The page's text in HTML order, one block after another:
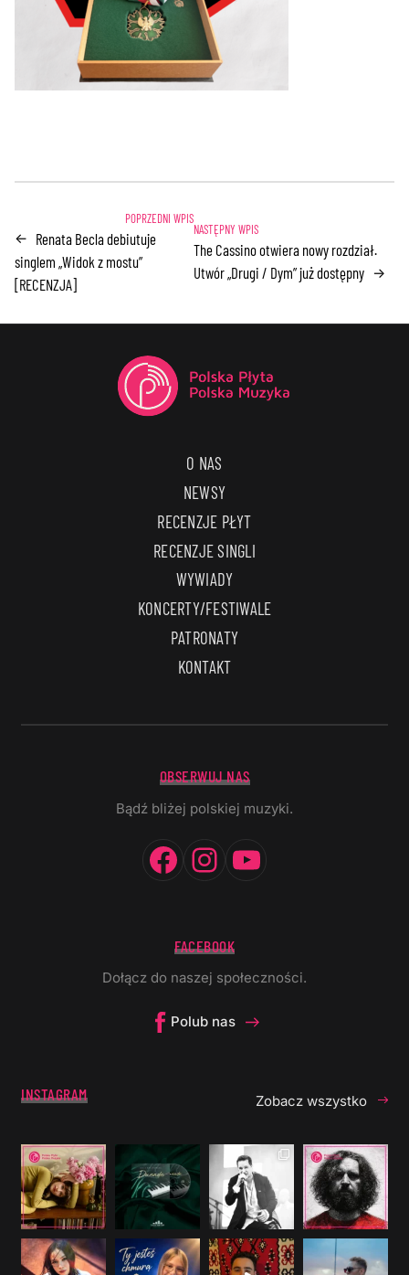
← Renata Becla debiutuje
singlem „Widok z mostu”
[RECENZJA]
The Cassino otwiera nowy rozdział.
Utwór „Drugi / Dym” już dostępny →
O NAS
NEWSY
RECENZJE PŁYT
RECENZJE SINGLI
WYWIADY
KONCERTY/FESTIWALE
PATRONATY
KONTAKT
OBSERWUJ NAS
Bądź bliżej polskiej muzyki.
Facebook
Instagram
FACEBOOK
Dołącz do naszej społeczności.
Polub nas
INSTAGRAM Zobacz wszystko